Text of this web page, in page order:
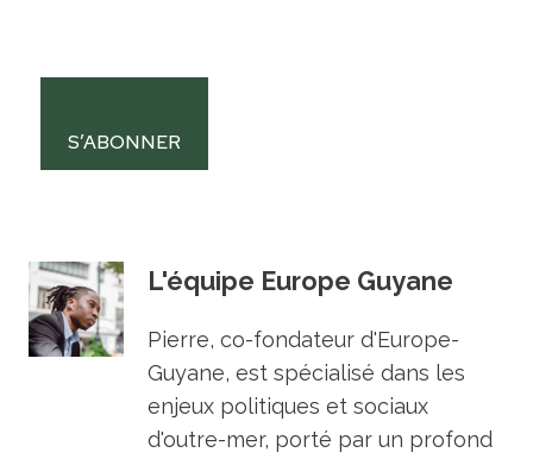
S’ABONNER
L'équipe Europe Guyane
Pierre, co-fondateur d'Europe-
Guyane, est spécialisé dans les
enjeux politiques et sociaux
d'outre-mer, porté par un profond